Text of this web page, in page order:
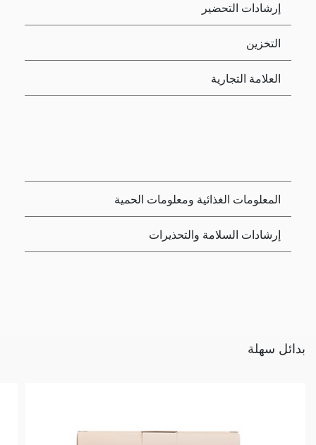
إرشادات التحضير
التخزين
العلامة التجارية
المعلومات الغذائية ومعلومات الحمية
إرشادات السلامة والتحذيرات
بدائل سهلة